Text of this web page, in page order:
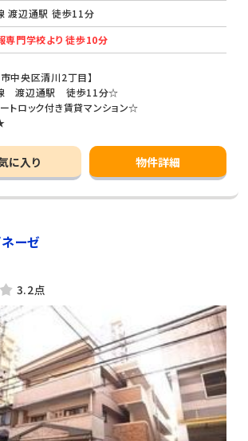
渡辺通駅 徒歩11分
専門学校より 徒歩10分
中央区清川2丁目】
渡辺通駅 徒歩11分☆
トロック付き賃貸マンション☆
に入り 物件詳細
ネーゼ
3.2点